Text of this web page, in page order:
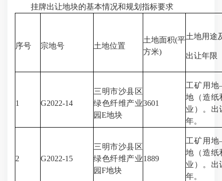
挂牌出让地块的基本情况和规划指标要求
序号 宗地号 土地位置
土地面积(平
方米)
土地用途
出让年限
1 G2022-14
三明市沙县区
绿色纤维产业
园E地块
3601
工矿用
地（造纸
业）。出
年。
2 G2022-15
三明市沙县区
绿色纤维产业
园F地块
1889
工矿用
地（造纸
业）。出
年。